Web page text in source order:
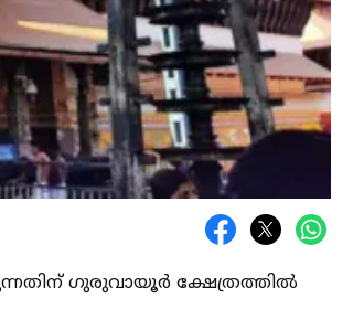
ഗുരുവായൂര്‍ ക്ഷേത്രത്തില്‍